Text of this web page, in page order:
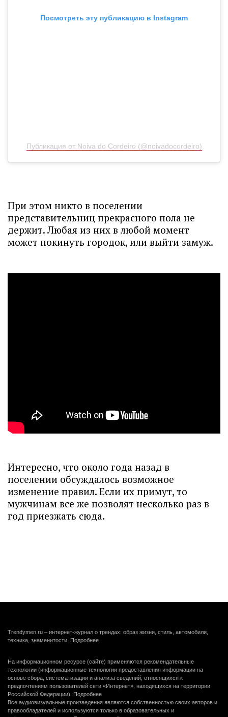
Посмотреть эту публикацию в Instagram
Публикация от Noiva do Cordeiro (@noivadocordeiro)
При этом никто в поселении
представительниц прекрасного пола не
держит. Любая из них в любой момент
может покинуть городок, или выйти замуж.
Интересно, что около года назад в
поселении обсуждалось возможное
изменение правил. Если их примут, то
мужчинам все же позволят несколько раз в
год приезжать сюда.
Trendymen.ru – интернет-журнал о трендах: образ жизни, стиль, автомобили,
техника, знаменитости. Подробнее
На информационном ресурсе (сайте) применяются рекомендательные
технологии (информационные технологии предоставления информации на
основе сбора, систематизации и анализа сведений, относящихся к
предпочтениям пользователей сети «Интернет», находящихся на территории
Российской Федерации). Подробнее
Все аудиовизуальные произведения являются собственностью своих авторов и
правообладателей и используются только в образовательных и